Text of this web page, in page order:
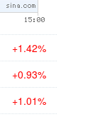
+1.42%
+0.93%
+1.01%